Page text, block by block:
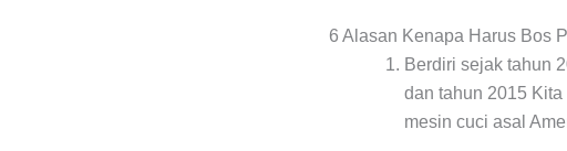
6 Alasan Kenapa Harus Bos
Berdiri sejak tahun
dan tahun 2015
mesin cuci asal